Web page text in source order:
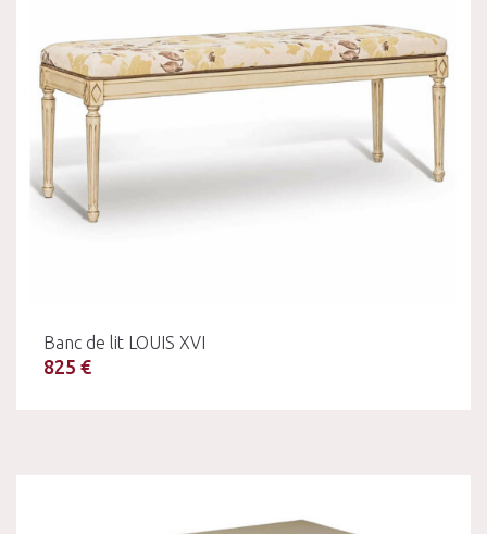
Banc de lit LOUIS XVI
825 €